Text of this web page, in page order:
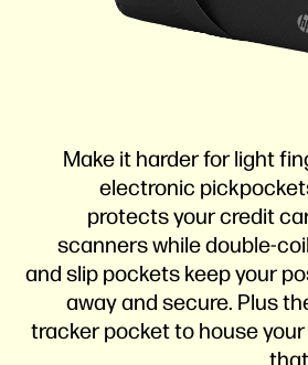
Make it harder for light
electronic
protects your credit
scanners while double-
and slip pockets keep your
away and secure. Plus
tracker pocket to house